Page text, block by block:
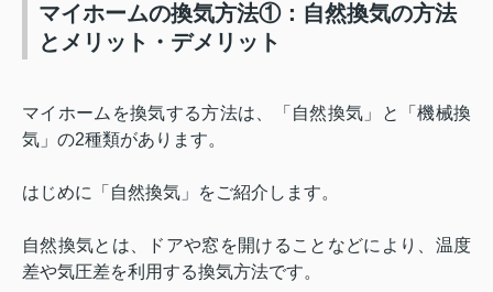
マイホームの換気方法①：自然換気の方法
とメリット・デメリット
マイホームを換気する方法は、「自然換気」と「機械換
気」の2種類があります。
はじめに「自然換気」をご紹介します。
自然換気とは、ドアや窓を開けることなどにより、温度
差や気圧差を利用する換気方法です。